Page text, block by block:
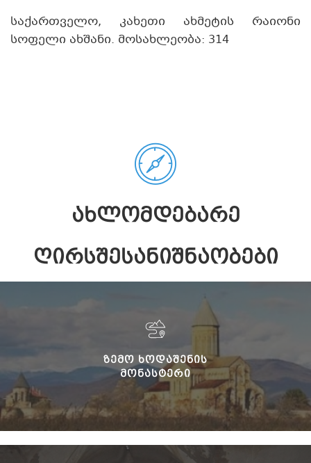
საქართველო, კახეთი ახმეტის რაიონი
სოფელი ახშანი. მოსახლეობა: 314
ᲐᲮᲚᲝᲛᲓᲔᲑᲐᲠᲔ
ᲦᲘᲠᲡᲨᲔᲡᲐᲜᲘᲨᲜᲐᲝᲑᲔᲑᲘ
ᲖᲔᲛᲝ ᲮᲝᲓᲐᲨᲔᲜᲘᲡ
ᲛᲝᲜᲐᲡᲢᲔᲠᲘ